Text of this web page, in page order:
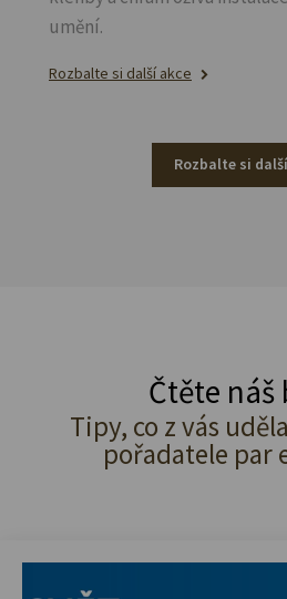
umění.
Rozbalte si další akce
Rozbalte si
Čtěte náš
Tipy, co z vás
pořadatele par